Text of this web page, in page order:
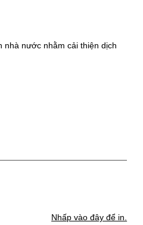
nhà nước nhằm cải thiện dịch
Nhấp vào đây để in.